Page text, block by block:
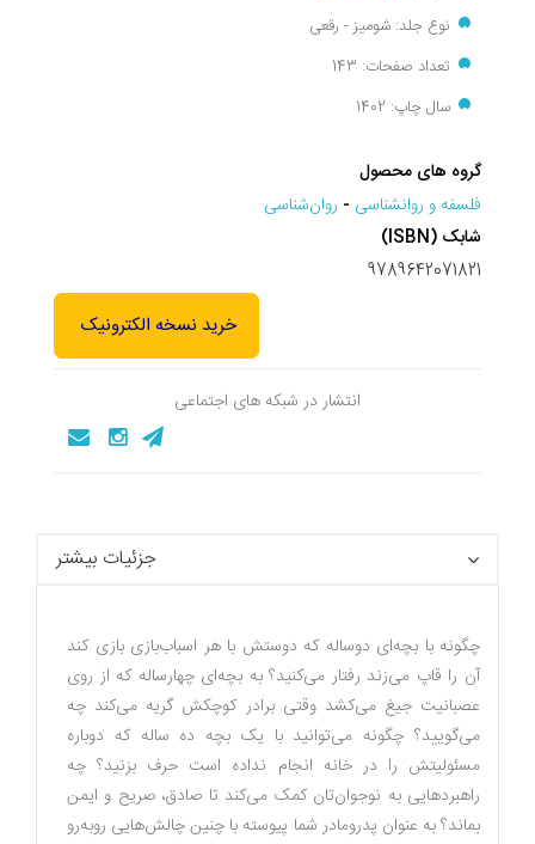
نوع جلد: شومیز - رقعی
تعداد صفحات: 143
سال چاپ: 1402
گروه های محصول
فلسفه و روانشناسی - روان‌شناسی
شابک (ISBN)
9789642071821
خرید نسخه الکترونیک
انتشار در شبکه های اجتماعی
جزئیات بیشتر
چگونه با بچه‌‌ای دوساله که دوستش با هر اسباب‌‌بازی بازی کند
آن را قاپ می‌زند رفتار می‌کنید؟ به بچه‌ای چهارساله که از روی
عصبانیت جیغ می‌‌کشد وقتی برادر کوچکش گریه می‌کند چه
می‌‌گویید؟ چگونه می‌‌توانید با یک بچه ده ساله که دوباره
مسئولیتش را در خانه انجام نداده است حرف بزنید؟ چه
راهبردهایی به نوجوان‌‌تان کمک می‌‌کند تا صادق، صریح و ایمن
بماند؟ به عنوان پدرومادر شما پیوسته با چنین چالش‌هایی رو‌به‌رو